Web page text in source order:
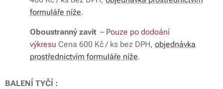
formuláře níže.
Oboustranný zavit – Pouze po dodoání
výkresu Cena 600 Kč / ks bez DPH, objednávka
prostřednictvím formuláře níže.
BALENÍ TYČÍ :